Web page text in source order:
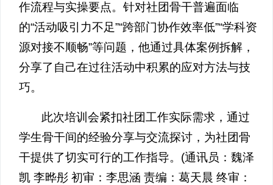
作流程与实操要点。针对社团骨干普遍面临
的“活动吸引力不足”“跨部门协作效率低”“学科资
源对接不顺畅”等问题，他通过具体案例拆解，
分享了自己在过往活动中积累的应对方法与技
巧。
此次培训会紧扣社团工作实际需求，通过
学生骨干间的经验分享与交流探讨，为社团骨
干提供了切实可行的工作指导。(通讯员：魏泽
凯 李晔彤 初审：李思涵 责编：葛天晨 终审：